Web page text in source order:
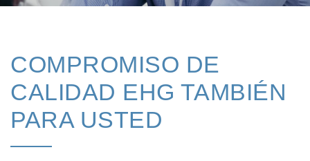
COMPROMISO DE
CALIDAD EHG TAMBIÉN
PARA USTED